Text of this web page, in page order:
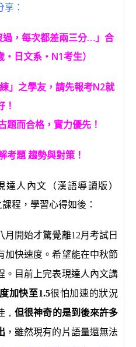
：
過，每次都差兩三分…」合
‧日文系‧N1考生）
」之學友，請先報考N2就
！
題而合格，實力優先！
考題 趨勢與對策！
人內文（漢語導讀版）
程，學習心得如後：
月開始才驚覺離12月考試日
加快速度。希望能在中秋節
。目前上完表現達人內文講
加快至1.5很怕加速的狀況
，但很神奇的是到後來許多
，雖然現有的片語量還無法